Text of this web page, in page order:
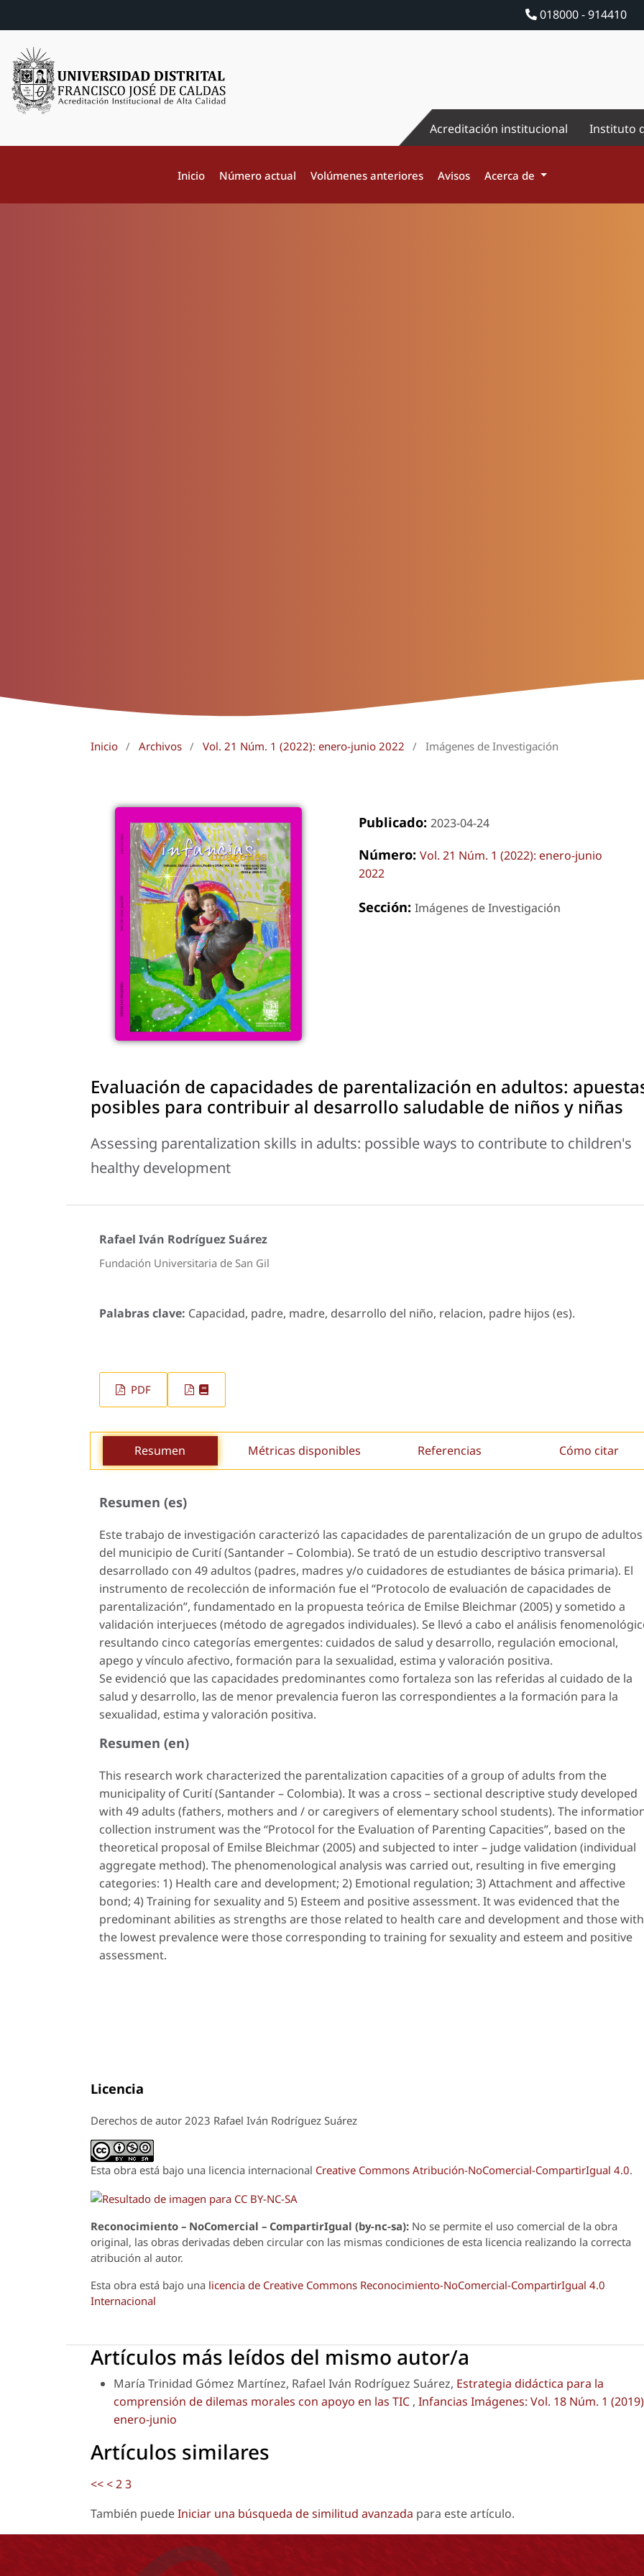
018000 - 914410
Acreditación institucional Instituto
Inicio Número actual Volúmenes anteriores Avisos Acerca de
Inicio / Archivos / Vol. 21 Núm. 1 (2022): enero-junio 2022 / Imágenes de Investigación
Publicado: 2023-04-24
Número: Vol. 21 Núm. 1 (2022): enero-junio
2022
Sección: Imágenes de Investigación
Evaluación de capacidades de parentalización en adultos:
posibles para contribuir al desarrollo saludable de niños y niñas
Assessing parentalization skills in adults: possible ways to contribute to children's
healthy development
Rafael Iván Rodríguez Suárez
Fundación Universitaria de San Gil
Palabras clave: Capacidad, padre, madre, desarrollo del niño, relacion, padre hijos (es).
PDF
Resumen Métricas disponibles Referencias Cómo citar
Resumen (es)
Este trabajo de investigación caracterizó las capacidades de parentalización de un grupo de adultos
del municipio de Curití (Santander – Colombia). Se trató de un estudio descriptivo transversal
desarrollado con 49 adultos (padres, madres y/o cuidadores de estudiantes de básica primaria). El
instrumento de recolección de información fue el “Protocolo de evaluación de capacidades de
parentalización”, fundamentado en la propuesta teórica de Emilse Bleichmar (2005) y sometido a
validación interjueces (método de agregados individuales). Se llevó a cabo el análisis
resultando cinco categorías emergentes: cuidados de salud y desarrollo, regulación emocional,
apego y vínculo afectivo, formación para la sexualidad, estima y valoración positiva.
Se evidenció que las capacidades predominantes como fortaleza son las referidas al cuidado de la
salud y desarrollo, las de menor prevalencia fueron las correspondientes a la formación para la
sexualidad, estima y valoración positiva.
Resumen (en)
This research work characterized the parentalization capacities of a group of adults from the
municipality of Curití (Santander – Colombia). It was a cross – sectional descriptive study developed
with 49 adults (fathers, mothers and / or caregivers of elementary school students). The
collection instrument was the “Protocol for the Evaluation of Parenting Capacities”, based on the
theoretical proposal of Emilse Bleichmar (2005) and subjected to inter – judge validation (individual
aggregate method). The phenomenological analysis was carried out, resulting in five emerging
categories: 1) Health care and development; 2) Emotional regulation; 3) Attachment and affective
bond; 4) Training for sexuality and 5) Esteem and positive assessment. It was evidenced that the
predominant abilities as strengths are those related to health care and development and those with
the lowest prevalence were those corresponding to training for sexuality and esteem and positive
assessment.
Licencia
Derechos de autor 2023 Rafael Iván Rodríguez Suárez
Esta obra está bajo una licencia internacional Creative Commons Atribución-NoComercial-CompartirIgual 4.0.
Reconocimiento – NoComercial – CompartirIgual (by-nc-sa): No se permite el uso comercial de la obra
original, las obras derivadas deben circular con las mismas condiciones de esta licencia realizando la correcta
atribución al autor.
Esta obra está bajo una licencia de Creative Commons Reconocimiento-NoComercial-CompartirIgual 4.0
Internacional
Artículos más leídos del mismo autor/a
María Trinidad Gómez Martínez, Rafael Iván Rodríguez Suárez, Estrategia didáctica para la
comprensión de dilemas morales con apoyo en las TIC , Infancias Imágenes: Vol. 18 Núm. 1
enero-junio
Artículos similares
<<<23
También puedeIniciar una búsqueda de similitud avanzada para este artículo.